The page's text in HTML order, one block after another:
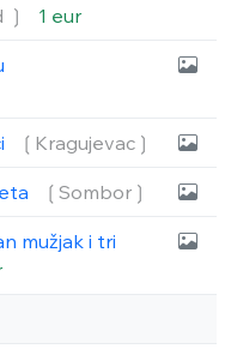
❳ 1 eur
❲Kragujevac❳
❲Sombor❳
mužjak i tri